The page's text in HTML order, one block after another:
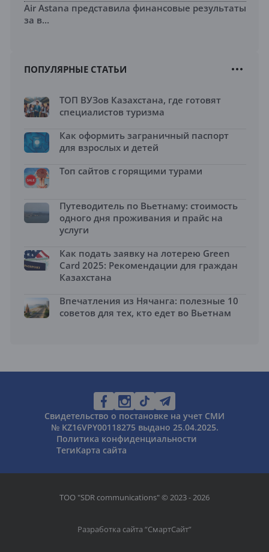
Air Astana представила финансовые результаты
за в...
ПОПУЛЯРНЫЕ СТАТЬИ
ТОП ВУЗов Казахстана, где готовят
специалистов туризма
Как оформить заграничный паспорт
для взрослых и детей
Топ сайтов с горящими турами
Путеводитель по Вьетнаму: стоимость
одного дня проживания и прайс на
услуги
Как подать заявку на лотерею Green
Card 2025: Рекомендации для граждан
Казахстана
Впечатления из Нячанга: полезные 10
советов для тех, кто едет во Вьетнам
Свидетельство о постановке на учет СМИ
№ KZ16VPY00118275 выдано 25.04.2025.
Политика конфиденциальности
ТегиКарта сайта
ТОО "SDR communications" © 2023 - 2026
Разработка сайта “СмартСайт”